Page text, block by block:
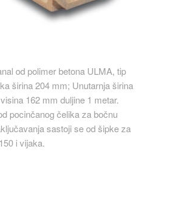
od polimer betona ULMA, tip
širina 204 mm; Unutarnja širina
162 mm duljine 1 metar.
pocinčanog čelika za bočnu
sastoji se od šipke za
i vijaka.